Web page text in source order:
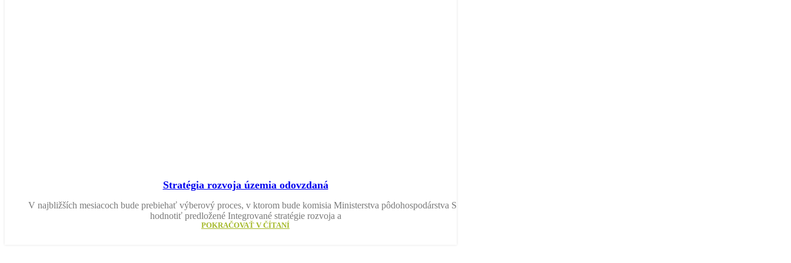
Stratégia rozvoja územia odovzdaná
V najbližších mesiacoch bude prebiehať výberový proces, v ktorom bude komisia Ministerstva pôdohospodárstva SR
hodnotiť predložené Integrované stratégie rozvoja a
POKRAČOVAŤ V ČÍTANÍ